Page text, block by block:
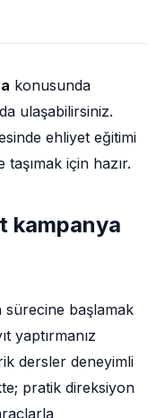
konusunda
ulaşabilirsiniz.
ehliyet eğitimi
için hazır.
kampanya
sürecine başlamak
yaptırmanız
dersler deneyimli
pratik direksiyon